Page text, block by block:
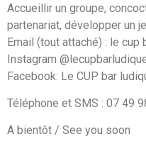
Accueillir un groupe,
partenariat, développer un
Email (tout attaché) : le cup
Instagram
Facebook: Le CUP bar
Téléphone et SMS : 07 49
A bientôt / See you soon